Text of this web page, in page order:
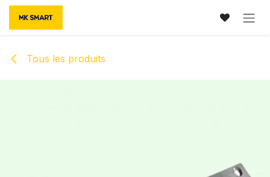
Se rendre au contenu
Tous les produits